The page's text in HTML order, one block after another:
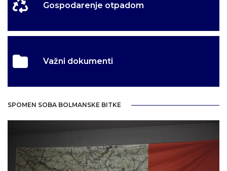
Gospodarenje otpadom
Važni dokumenti
SPOMEN SOBA BOLMANSKE BITKE